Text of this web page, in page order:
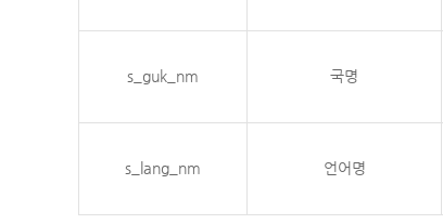
s_guk_nm 국명
s_lang_nm 언어명